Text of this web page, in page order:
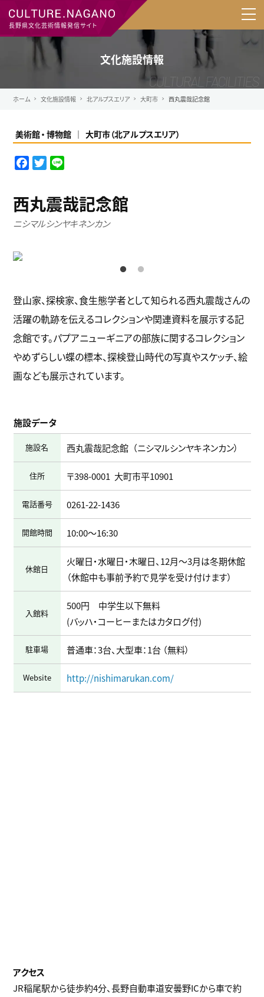
長野県文化芸術情報発信サイト
文化施設情報
ホーム 文化施設情報 北アルプスエリア 大町市 西丸震哉記念館
美術館 博物館 大町市（北アルプスエリア）
F
e
b
T
t
t
e
西丸震哉記念館
ニシマルシンヤキネンカン
登山家、探検家、食生態学者として知られる西丸震哉さんの
活躍の軌跡を伝えるコレクションや関連資料を展示する記
念館です。パプアニューギニアの部族に関するコレクション
やめずらしい蝶の標本、探検登山時代の写真やスケッチ、絵
画なども展示されています。
施設データ
施設名 西丸震哉記念館 ニシマルシンヤキネンカン
住所 〒398-0001 大町市平10901
電話番号 0261-22-1436
開館時間 10:00～16:30
休館日
火曜日・水曜日・木曜日、12月～3月は冬期休館
（休館中も事前予約で見学を受け付けます）
入館料
500円 中学生以下無料
(バッハ・コーヒーまたはカタログ付)
駐車場 普通車：3台、大型車：1台 （無料）
Website http://nishimarukan.com/
JR稲尾駅から徒歩約4分、長野自動車道安曇野ICから車で約